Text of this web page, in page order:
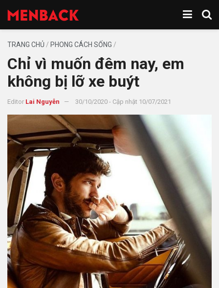
TRANG CHỦ / PHONG CÁCH SỐNG /
Chỉ vì muốn đêm nay, em
không bị lỡ xe buýt
Editor Lai Nguyễn 30/10/2020 - Cập nhật 10/07/2021